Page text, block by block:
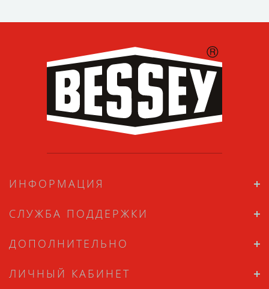
ИНФОРМАЦИЯ
СЛУЖБА ПОДДЕРЖКИ
ДОПОЛНИТЕЛЬНО
ЛИЧНЫЙ КАБИНЕТ